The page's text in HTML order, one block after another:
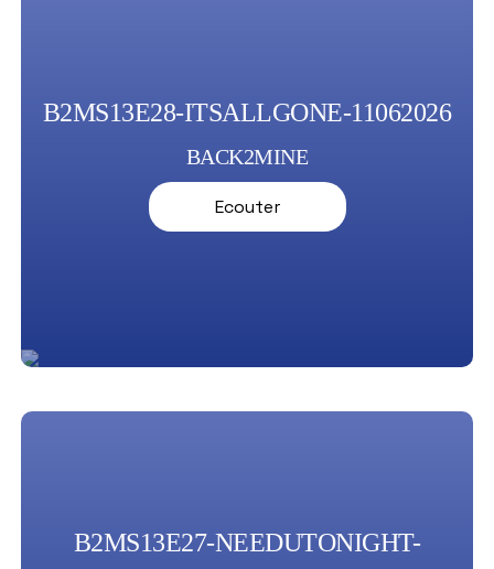
B2MS13E28-ITSALLGONE-11062026
BACK2MINE
Ecouter
B2MS13E27-NEEDUTONIGHT-